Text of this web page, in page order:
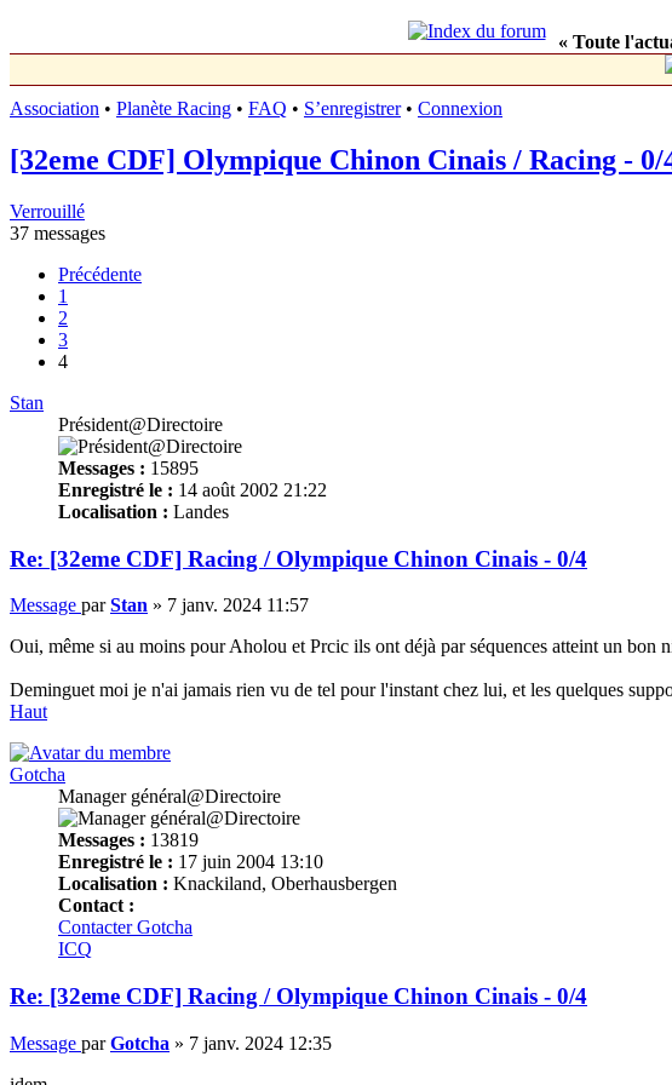
« Toute
Association • Planète Racing • FAQ • S’enregistrer• Connexion
[32eme CDF] Olympique Chinon Cinais / Racing - 0/
Verrouillé
37 messages
Précédente
1
2
3
4
Stan
Président@Directoire
Messages : 15895
Enregistré le : 14 août 2002 21:22
Localisation : Landes
Re: [32eme CDF] Racing / Olympique Chinon Cinais - 0/4
Message parStan » 7 janv. 2024 11:57
Oui, même si au moins pour Aholou et Prcic ils ont déjà par séquences atteint un bon
Deminguet moi je n'ai jamais rien vu de tel pour l'instant chez lui, et les quelques
Haut
Gotcha
Manager général@Directoire
Messages : 13819
Enregistré le : 17 juin 2004 13:10
Localisation : Knackiland, Oberhausbergen
Contact :
Contacter Gotcha
ICQ
Re: [32eme CDF] Racing / Olympique Chinon Cinais - 0/4
Message parGotcha » 7 janv. 2024 12:35